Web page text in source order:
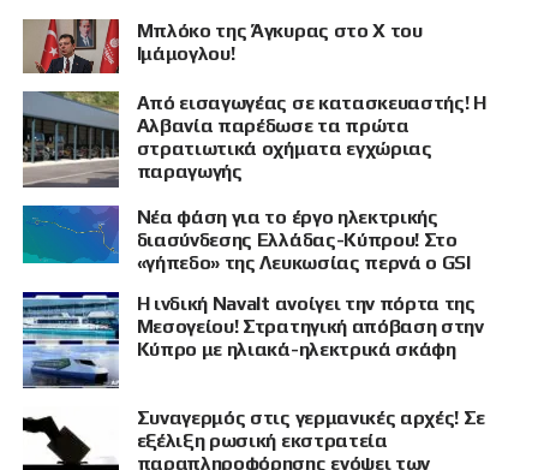
Μπλόκο της Άγκυρας στο X του
Ιμάμογλου!
Από εισαγωγέας σε κατασκευαστής! Η
Αλβανία παρέδωσε τα πρώτα
στρατιωτικά οχήματα εγχώριας
παραγωγής
Νέα φάση για το έργο ηλεκτρικής
διασύνδεσης Ελλάδας-Κύπρου! Στο
«γήπεδο» της Λευκωσίας περνά ο GSI
Η ινδική Navalt ανοίγει την πόρτα της
Μεσογείου! Στρατηγική απόβαση στην
Κύπρο με ηλιακά-ηλεκτρικά σκάφη
Συναγερμός στις γερμανικές αρχές! Σε
εξέλιξη ρωσική εκστρατεία
παραπληροφόρησης ενόψει των